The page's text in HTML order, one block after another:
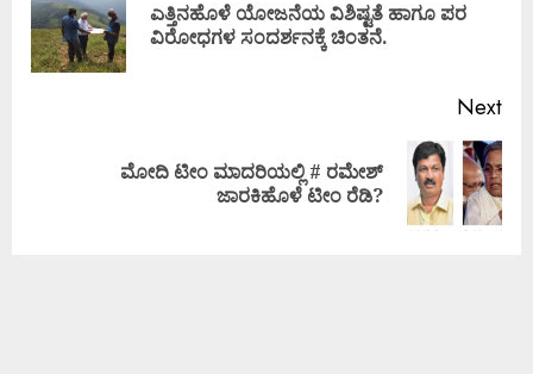
ಎತ್ತಿನಹೊಳೆ ಯೋಜನೆಯ ವಿಶಿಷ್ಟತೆ ಹಾಗೂ ಪರ
ವಿರೋಧಗಳ ಸಂದರ್ಶನಕ್ಕೆ ಚಿಂತನೆ.
Next
ಮೋದಿ ಟೀಂ ಮಾದರಿಯಲ್ಲಿ # ರಮೇಶ್
ಜಾರಕಿಹೊಳೆ ಟೀಂ ರೆಡಿ?